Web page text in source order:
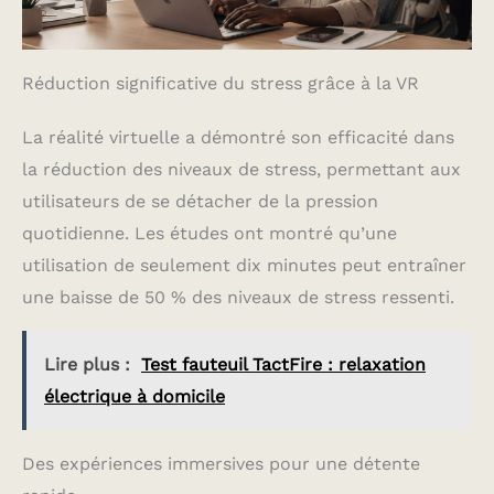
Réduction significative du stress grâce à la VR
La réalité virtuelle a démontré son efficacité dans
la réduction des niveaux de stress, permettant aux
utilisateurs de se détacher de la pression
quotidienne. Les études ont montré qu’une
utilisation de seulement dix minutes peut entraîner
une baisse de 50 % des niveaux de stress ressenti.
Lire plus : Test fauteuil TactFire : relaxation
électrique à domicile
Des expériences immersives pour une détente